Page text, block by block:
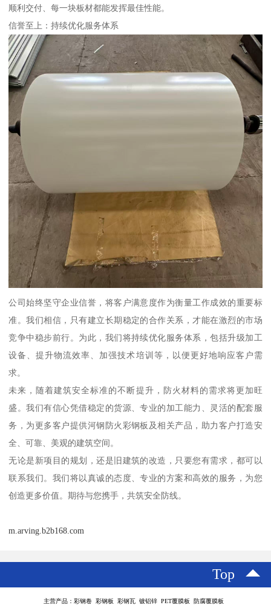
顺利交付、每一块板材都能发挥最佳性能。
信誉至上：持续优化服务体系
公司始终坚守企业信誉，将客户满意度作为衡量工作成效的重要标
准。我们相信，只有建立长期稳定的合作关系，才能在激烈的市场
竞争中稳步前行。为此，我们将持续优化服务体系，包括升级加工
设备、提升物流效率、加强技术培训等，以便更好地响应客户需
求。
未来，随着建筑安全标准的不断提升，防火材料的需求将更加旺
盛。我们有信心凭借稳定的货源、专业的加工能力、灵活的配套服
务，为更多客户提供河钢防火彩钢板及相关产品，助力客户打造安
全、可靠、美观的建筑空间。
无论是新项目的规划，还是旧建筑的改造，只要您有需求，都可以
联系我们。我们将以真诚的态度、专业的方案和高效的服务，为您
创造更多价值。期待与您携手，共筑安全防线。
m.arving.b2b168.com
Top
主营产品：彩钢卷 彩钢板 彩钢瓦 镀铝锌 PET覆膜板 防腐覆膜板